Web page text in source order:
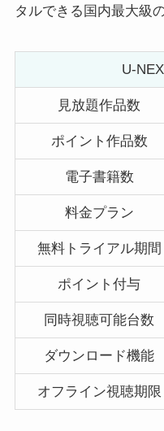
タルできる国内最大級
U-
見放題作品数
ポイント作品数
電子書籍数
料金プラン
無料トライアル期間
ポイント付与
同時視聴可能台数
ダウンロード機能
オフライン視聴期限